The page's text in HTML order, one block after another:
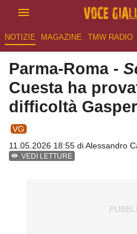
NOTIZIE MAGAZINE TMW RADIO
Parma-Roma -
Cuesta ha
difficoltà
VG
11.05.2026 18:55 diAlessandro
VEDI LETTURE